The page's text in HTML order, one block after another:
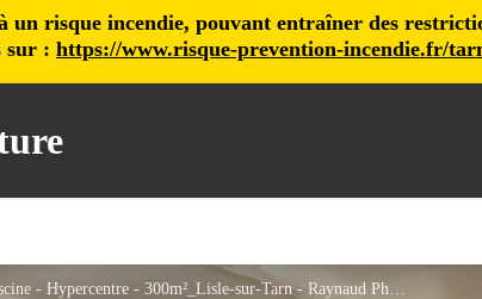
un risque incendie, pouvant entraîner des
sur : https://www.risque-prevention-incendie.fr/
Maison de charme - Piscine - Hypercentre - 300m²_Lisle-sur-Tarn - Raynaud Photo